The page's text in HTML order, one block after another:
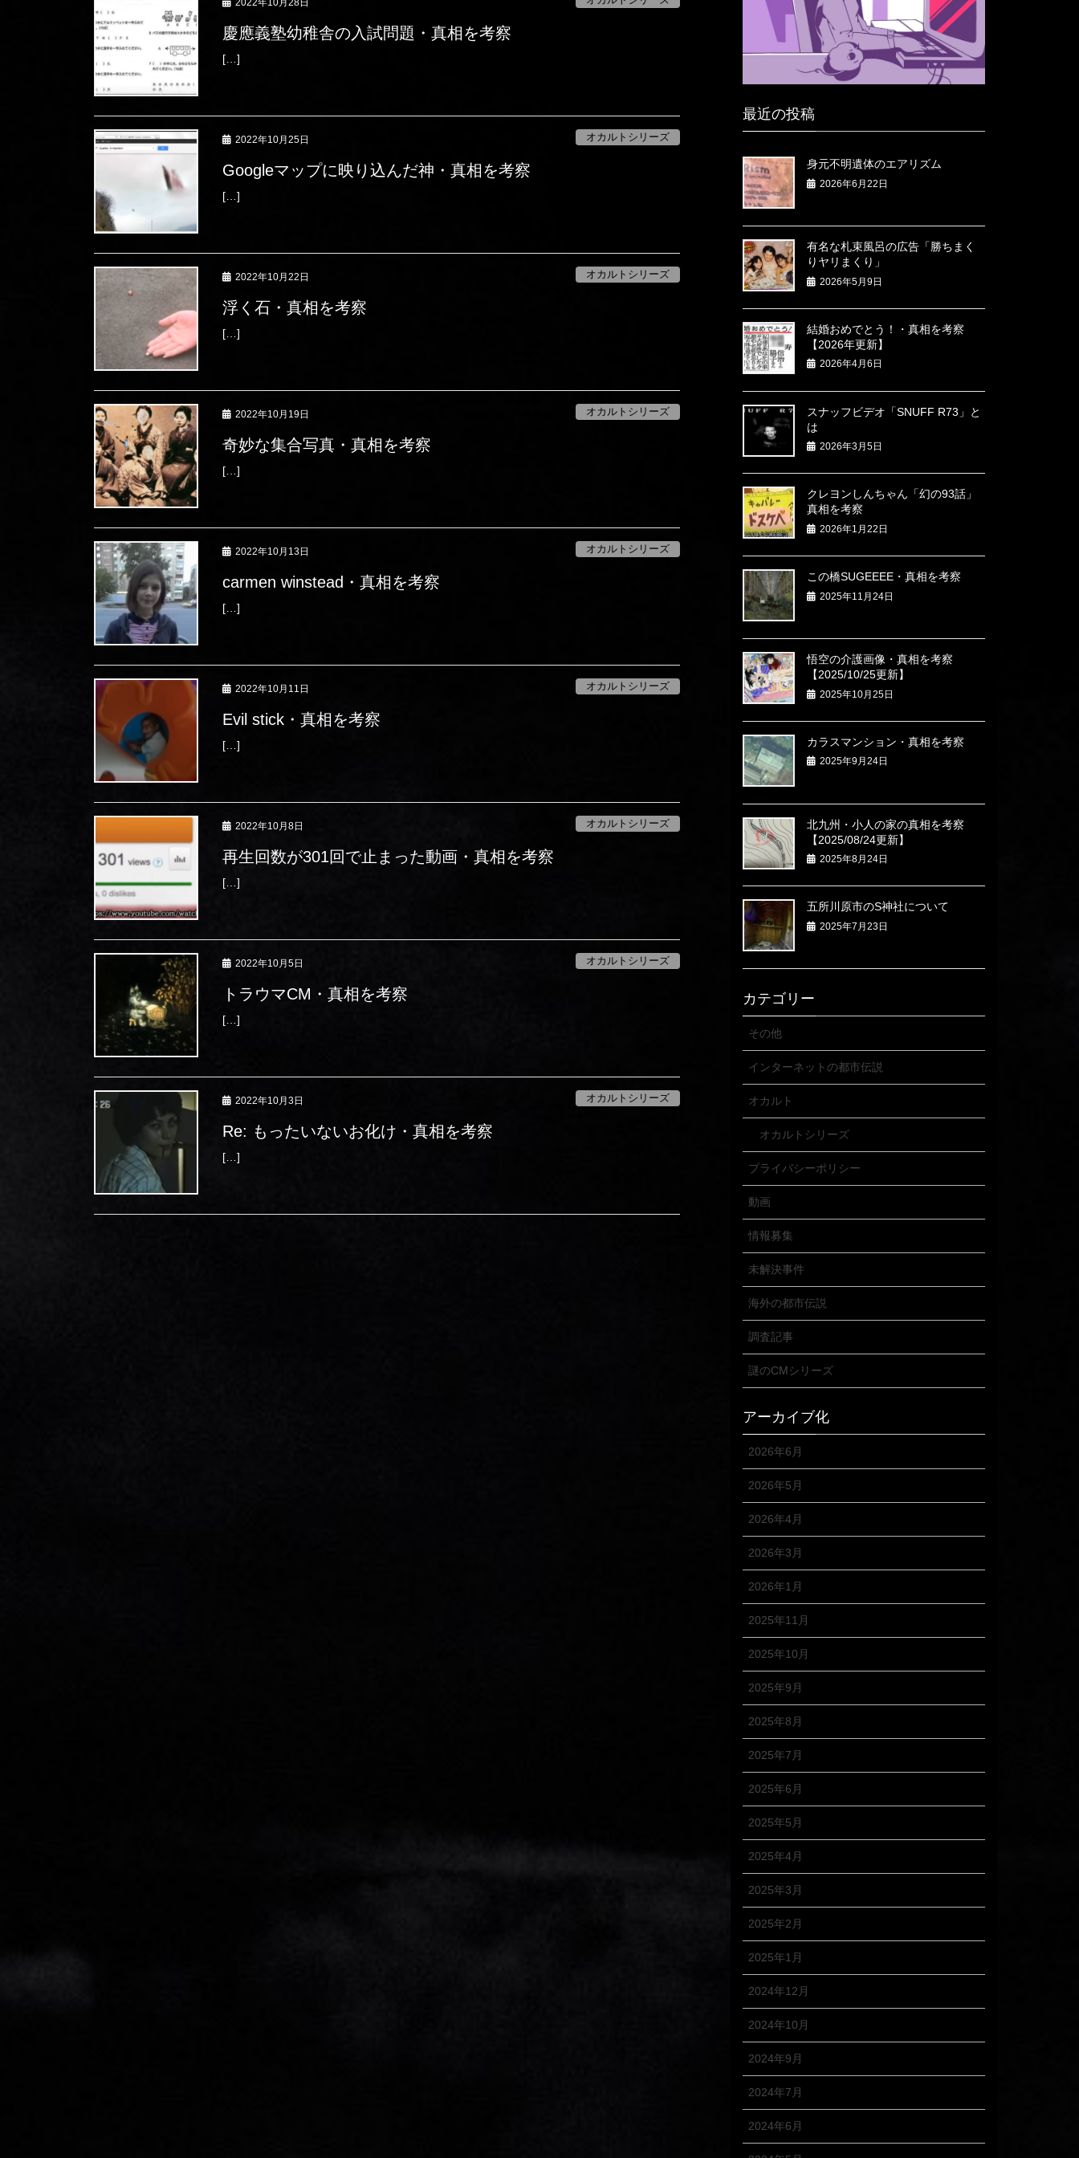
2022年10月28日
慶應義塾幼稚舎の入試問題・真相を考察
[…]
2022年10月25日 オカルトシリーズ
Googleマップに映り込んだ神・真相を考察
[…]
2022年10月22日 オカルトシリーズ
浮く石・真相を考察
[…]
2022年10月19日 オカルトシリーズ
奇妙な集合写真・真相を考察
[…]
2022年10月13日 オカルトシリーズ
carmen winstead・真相を考察
[…]
2022年10月11日 オカルトシリーズ
Evil stick・真相を考察
[…]
2022年10月8日 オカルトシリーズ
再生回数が301回で止まった動画・真相を考察
[…]
2022年10月5日 オカルトシリーズ
トラウマCM・真相を考察
[…]
2022年10月3日 オカルトシリーズ
Re: もったいないお化け・真相を考察
[…]
最近の投稿
身元不明遺体のエアリズム
2026年6月22日
有名な札束風呂の広告「勝ちまく
りヤリまくり」
2026年5月9日
結婚おめでとう！・真相を考察
【2026年更新】
2026年4月6日
スナッフビデオ「SNUFF R73」と
は
2026年3月5日
クレヨンしんちゃん「幻の93話」
真相を考察
2026年1月22日
この橋SUGEEEE・真相を考察
2025年11月24日
悟空の介護画像・真相を考察
【2025/10/25更新】
2025年10月25日
カラスマンション・真相を考察
2025年9月24日
北九州・小人の家の真相を考察
【2025/08/24更新】
2025年8月24日
五所川原市のS神社について
2025年7月23日
カテゴリー
その他
インターネットの都市伝説
オカルト
オカルトシリーズ
プライバシーポリシー
動画
情報募集
未解決事件
海外の都市伝説
調査記事
謎のCMシリーズ
アーカイブ化
2026年6月
2026年5月
2026年4月
2026年3月
2026年1月
2025年11月
2025年10月
2025年9月
2025年8月
2025年7月
2025年6月
2025年5月
2025年4月
2025年3月
2025年2月
2025年1月
2024年12月
2024年10月
2024年9月
2024年7月
2024年6月